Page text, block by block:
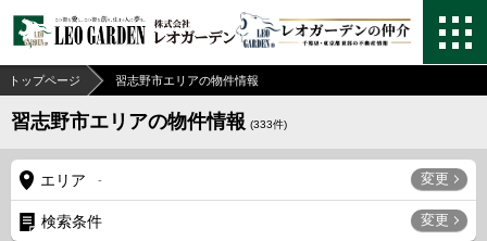
トップページ 習志野市エリアの物件情報
習志野市エリアの物件情報 (333件)
エリア - 変更
検索条件 変更